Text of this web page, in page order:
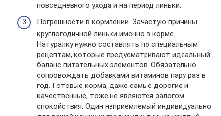
повседневного ухода и на период линьки.
Погрешности в кормлении. Зачастую причины
круглогодичной линьки именно в корме.
Натуралку нужно составлять по специальным
рецептам, которые предусматривают идеальный
баланс питательных элементов. Обязательно
сопровождать добавками витаминов пару раз в
год. Готовые корма, даже самые дорогие и
качественные, тоже не являются залогом
спокойствия. Один неприемлемый индивидуально